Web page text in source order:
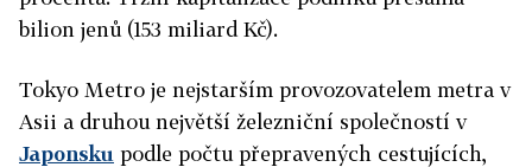
bilion jenů (153 miliard Kč).
Tokyo Metro je nejstarším provozovatelem metra v
Asii a druhou největší železniční společností v
Japonsku podle počtu přepravených cestujících,